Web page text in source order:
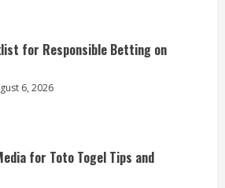
for Responsible Betting on
6, 2026
for Toto Togel Tips and